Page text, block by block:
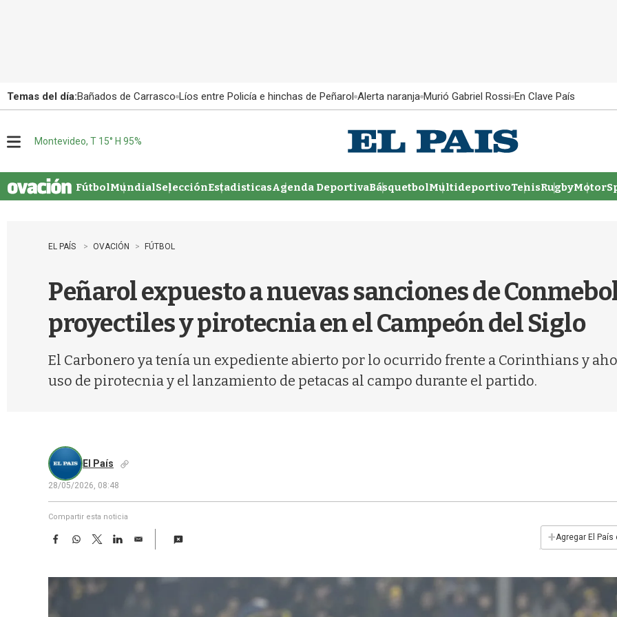
Temas del día:Bañados de Carrasco Líos entre Policía e hinchas de Peñarol Alerta naranja Murió Gabriel Rossi En Clave País
u
Montevideo, T 15° H 95%
FútbolMundialSelecciónEstadisticasAgenda DeportivaBásquetbolMultideportivoTenisRugby
EL PAÍS OVACIÓN FÚTBOL
Peñarol expuesto a nuevas sanciones de
proyectiles y pirotecnia en el Campeón del Siglo
El Carbonero ya tenía un expediente abierto por lo ocurrido frente a Corinthians y
uso de pirotecnia y el lanzamiento de petacas al campo durante el partido.
El País
28/05/2026, 08:48
Compartir esta noticia
F
e
W
t
T
w
t
L
k
E
i
l
+Agregar El País